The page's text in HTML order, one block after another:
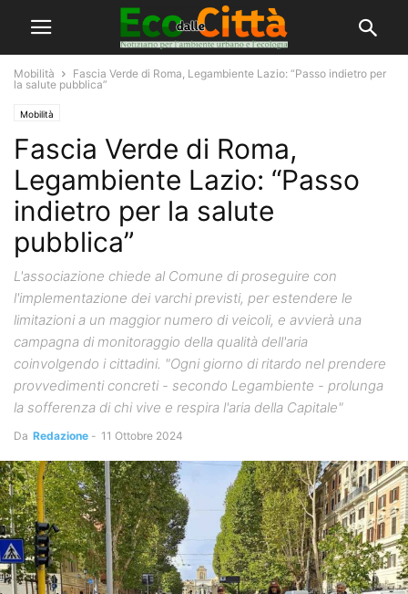
Mobilità
Fascia Verde di Roma, Legambiente Lazio: “Passo indietro per
la salute pubblica”
Mobilità
Fascia Verde di Roma,
Legambiente Lazio: “Passo
indietro per la salute
pubblica”
L'associazione chiede al Comune di proseguire con
l'implementazione dei varchi previsti, per estendere le
limitazioni a un maggior numero di veicoli, e avvierà una
campagna di monitoraggio della qualità dell'aria
coinvolgendo i cittadini. "Ogni giorno di ritardo nel prendere
provvedimenti concreti - secondo Legambiente - prolunga
la sofferenza di chi vive e respira l'aria della Capitale"
Da Redazione - 11 Ottobre 2024